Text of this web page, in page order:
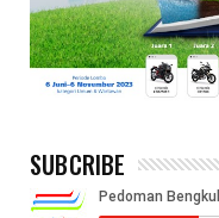
SUBCRIBE